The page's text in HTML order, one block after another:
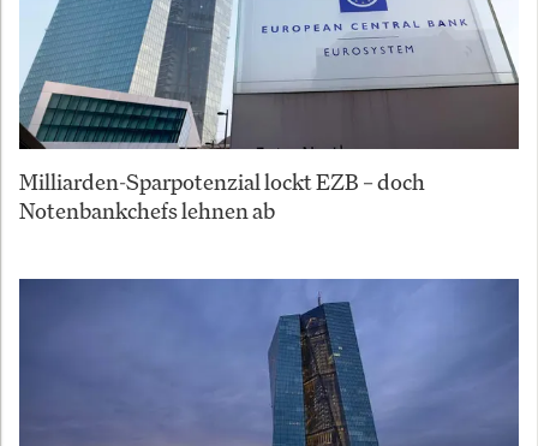
Milliarden-Sparpotenzial lockt EZB – doch
Notenbankchefs lehnen ab